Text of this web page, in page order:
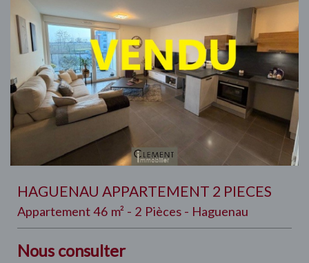
HAGUENAU APPARTEMENT 2 PIECES
Appartement 46 m² - 2 Pièces - Haguenau
Nous consulter